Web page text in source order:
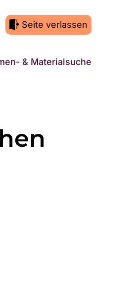
Seite verlassen
& Materialsuche